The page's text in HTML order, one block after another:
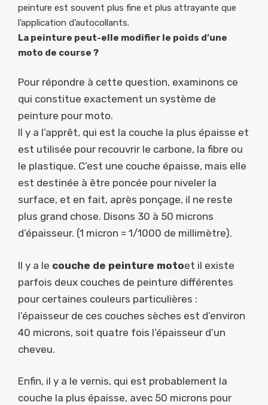
peinture est souvent plus fine et plus attrayante que
l’application d’autocollants.
La peinture peut-elle modifier le poids d’une
moto de course ?
Pour répondre à cette question, examinons ce
qui constitue exactement un système de
peinture pour moto.
Il y a l’apprêt, qui est la couche la plus épaisse et
est utilisée pour recouvrir le carbone, la fibre ou
le plastique. C’est une couche épaisse, mais elle
est destinée à être poncée pour niveler la
surface, et en fait, après ponçage, il ne reste
plus grand chose. Disons 30 à 50 microns
d’épaisseur. (1 micron = 1/1000 de millimètre).
Il y a le couche de peinture motoet il existe
parfois deux couches de peinture différentes
pour certaines couleurs particulières :
l’épaisseur de ces couches sèches est d’environ
40 microns, soit quatre fois l’épaisseur d’un
cheveu.
Enfin, il y a le vernis, qui est probablement la
couche la plus épaisse, avec 50 microns pour